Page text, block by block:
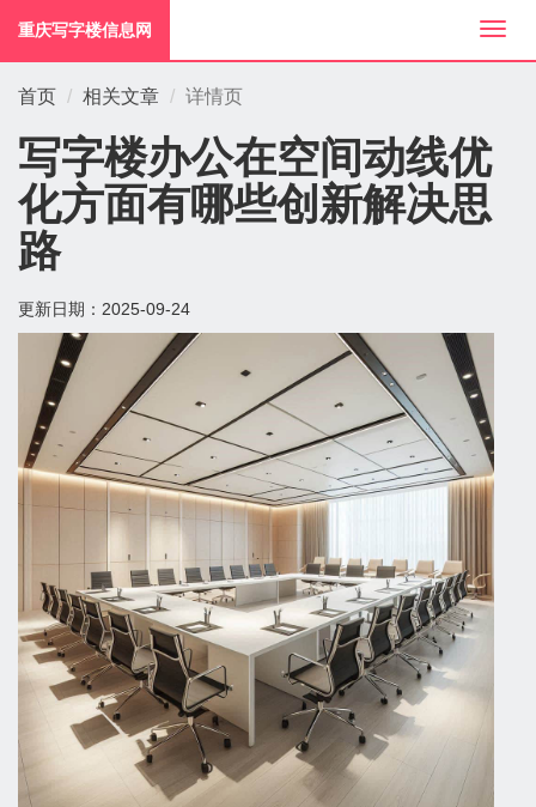
切
换
重庆写字楼信息网
首页 相关文章 详情页
写字楼办公在空间动线优
化方面有哪些创新解决思
路
更新日期： 2025-09-24